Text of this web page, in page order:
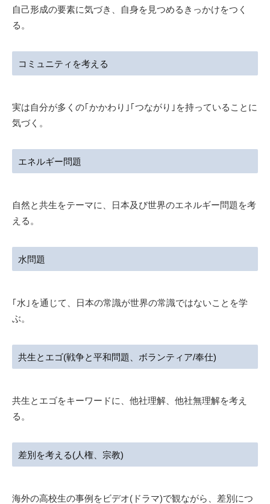
自己形成の要素に気づき、自身を見つめるきっかけをつく
る。
コミュニティを考える
実は自分が多くの｢かかわり｣｢つながり｣を持っていることに
気づく。
エネルギー問題
自然と共生をテーマに、日本及び世界のエネルギー問題を考
える。
水問題
｢水｣を通じて、日本の常識が世界の常識ではないことを学
ぶ。
共生とエゴ(戦争と平和問題、ボランティア/奉仕)
共生とエゴをキーワードに、他社理解、他社無理解を考え
る。
差別を考える(人権、宗教)
海外の高校生の事例をビデオ(ドラマ)で観ながら、差別につ